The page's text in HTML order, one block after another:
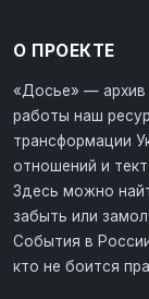
О ПРОЕКТЕ
«Досье» — архив
работы наш
трансформации
отношений и
Здесь можно
забыть или
События в
кто не боится